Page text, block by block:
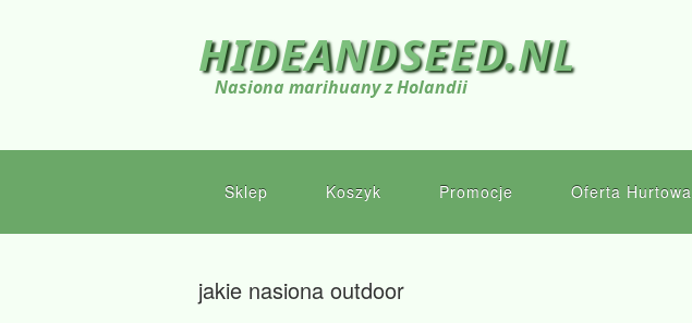
HIDEANDSEED.NL
Nasiona marihuany z Holandii
Sklep Koszyk Promocje Oferta Hurtowa
jakie nasiona outdoor